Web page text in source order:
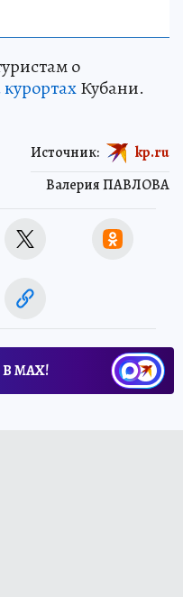
о
Кубани.
Валерия ПАВЛОВА
Источник: kp.ru
МАХ!